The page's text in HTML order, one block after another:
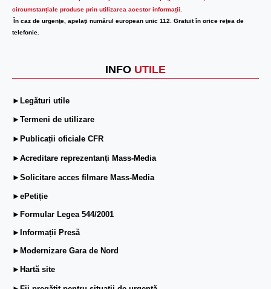
circumstanțiale produse prin utilizarea acestor informații.
În caz de urgenţe, apelaţi numărul european unic 112. Gratuit în orice reţea de
telefonie.
INFO UTILE
►Legături utile
►Termeni de utilizare
►Publicații oficiale CFR
►Acreditare reprezentanți Mass-Media
►Solicitare acces filmare Mass-Media
►ePetiție
►Formular Legea 544/2001
►Informații Presă
►Modernizare Gara de Nord
►Hartă site